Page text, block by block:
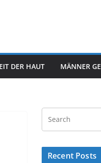
DER HAUT MÄNNER
Recent Posts